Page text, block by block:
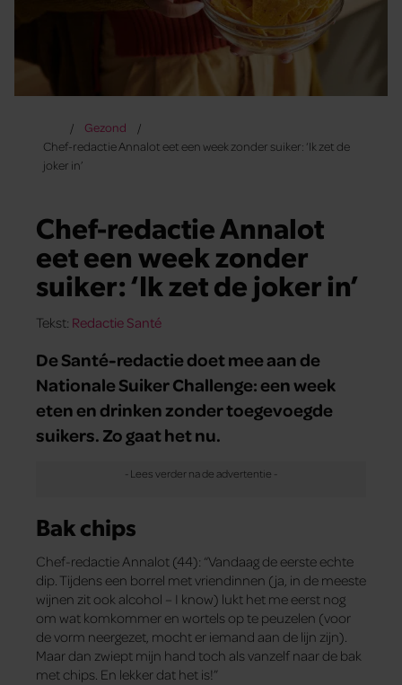
Gezond
Chef-redactie Annalot eet een week zonder suiker: ‘Ik zet de
joker in’
Chef-redactie Annalot
eet een week zonder
suiker: ‘Ik zet de joker in’
Tekst: Redactie Santé
De Santé-redactie doet mee aan de
Nationale Suiker Challenge: een week
eten en drinken zonder toegevoegde
suikers. Zo gaat het nu.
Bak chips
Chef-redactie Annalot (44): “Vandaag de eerste echte
dip. Tijdens een borrel met vriendinnen (ja, in de meeste
wijnen zit ook alcohol – I know) lukt het me eerst nog
om wat komkommer en wortels op te peuzelen (voor
de vorm neergezet, mocht er iemand aan de lijn zijn).
Maar dan zwiept mijn hand toch als vanzelf naar de bak
met chips. En lekker dat het is!”